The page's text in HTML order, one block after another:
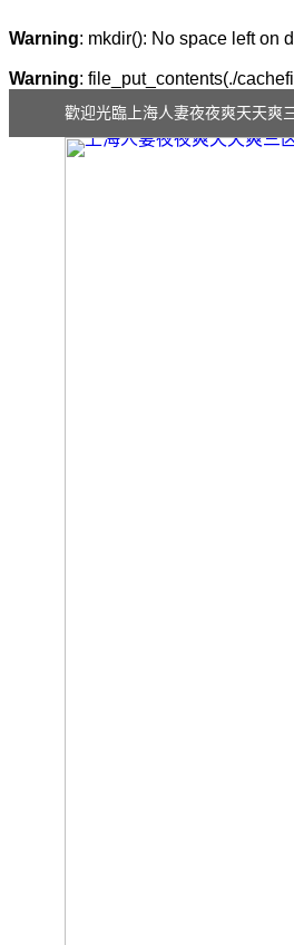
Warning: mkdir(): No space left on
Warning: file_put_contents(./
歡迎光臨上海人妻夜夜爽天天爽